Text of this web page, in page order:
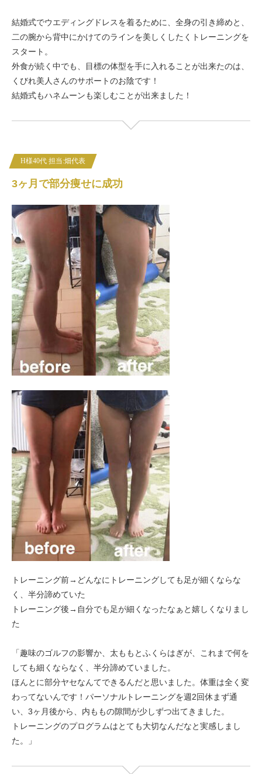
結婚式でウエディングドレスを着るために、全身の引き締めと、
二の腕から背中にかけてのラインを美しくしたくトレーニングを
スタート。
外食が続く中でも、目標の体型を手に入れることが出来たのは、
くびれ美人さんのサポートのお陰です！
結婚式もハネムーンも楽しむことが出来ました！
H様40代 担当:畑代表
3ヶ月で部分痩せに成功
トレーニング前→どんなにトレーニングしても足が細くならな
く、半分諦めていた
トレーニング後→自分でも足が細くなったなぁと嬉しくなりまし
た
「趣味のゴルフの影響か、太ももとふくらはぎが、これまで何を
しても細くならなく、半分諦めていました。
ほんとに部分ヤセなんてできるんだと思いました。体重は全く変
わってないんです！パーソナルトレーニングを週2回休まず通
い、3ヶ月後から、内ももの隙間が少しずつ出てきました。
トレーニングのプログラムはとても大切なんだなと実感しまし
た。」